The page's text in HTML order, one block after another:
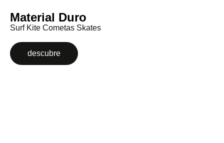
Material Duro
Surf Kite Cometas Skates
descubre